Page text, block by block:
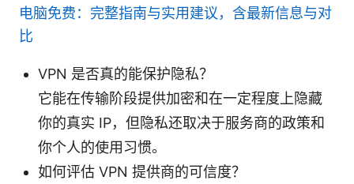
电脑免费：完整指南与实用建议，含最新信息与对
比
VPN 是否真的能保护隐私？
它能在传输阶段提供加密和在一定程度上隐藏
你的真实 IP，但隐私还取决于服务商的政策和
你个人的使用习惯。
如何评估 VPN 提供商的可信度？